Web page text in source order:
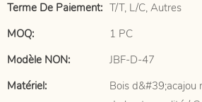
Terme De Paiement: T/T, L/C, Autres
MOQ:
1 PC
Modèle NON:
JBF-D-47
Matériel:
Bois d&#39;acajou